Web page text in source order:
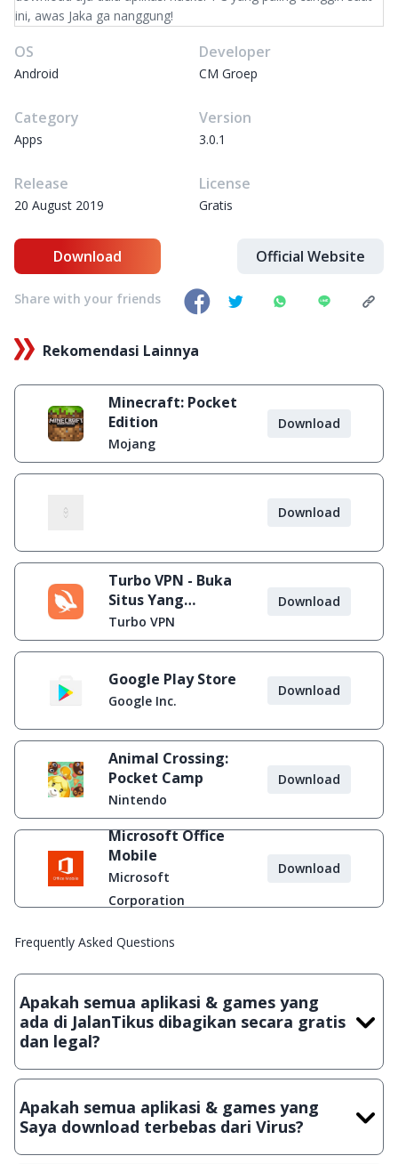
ini, awas Jaka ga nanggung!
OS
Android
Developer
CM Groep
Category
Apps
Version
3.0.1
Release
20 August 2019
License
Gratis
Download Official Website
Share with your friends
Rekomendasi Lainnya
Minecraft: Pocket
Edition
Mojang
Download
Download
Turbo VPN - Buka
Situs Yang
Diblokir
Turbo VPN
Download
Google Play Store
Google Inc.
Download
Animal Crossing:
Pocket Camp
Nintendo
Download
Microsoft Office
Mobile
Microsoft
Corporation
Download
Frequently Asked Questions
Apakah semua aplikasi & games yang
ada di JalanTikus dibagikan secara gratis
dan legal?
Ya, JalanTikus hanya membagikan aplikasi & games yang
crack, patch atau semacamnya.
Apakah semua aplikasi & games yang
Saya download terbebas dari Virus?
Ya, JalanTikus selalu melakukan scanning dengan 3 jenis